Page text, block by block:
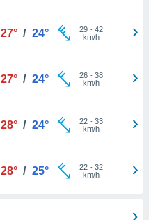
27° / 24° 29- 42
km/h
27° / 24° 26- 38
km/h
28° / 24° 22- 33
km/h
28° / 25° 22- 32
km/h